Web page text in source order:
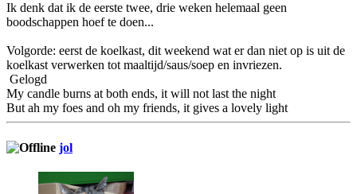
Ik denk dat ik de eerste twee, drie weken helemaal geen
boodschappen hoef te doen...
Volgorde: eerst de koelkast, dit weekend wat er dan niet op is uit de
koelkast verwerken tot maaltijd/saus/soep en invriezen.
Gelogd
My candle burns at both ends, it will not last the night
But ah my foes and oh my friends, it gives a lovely light
jol